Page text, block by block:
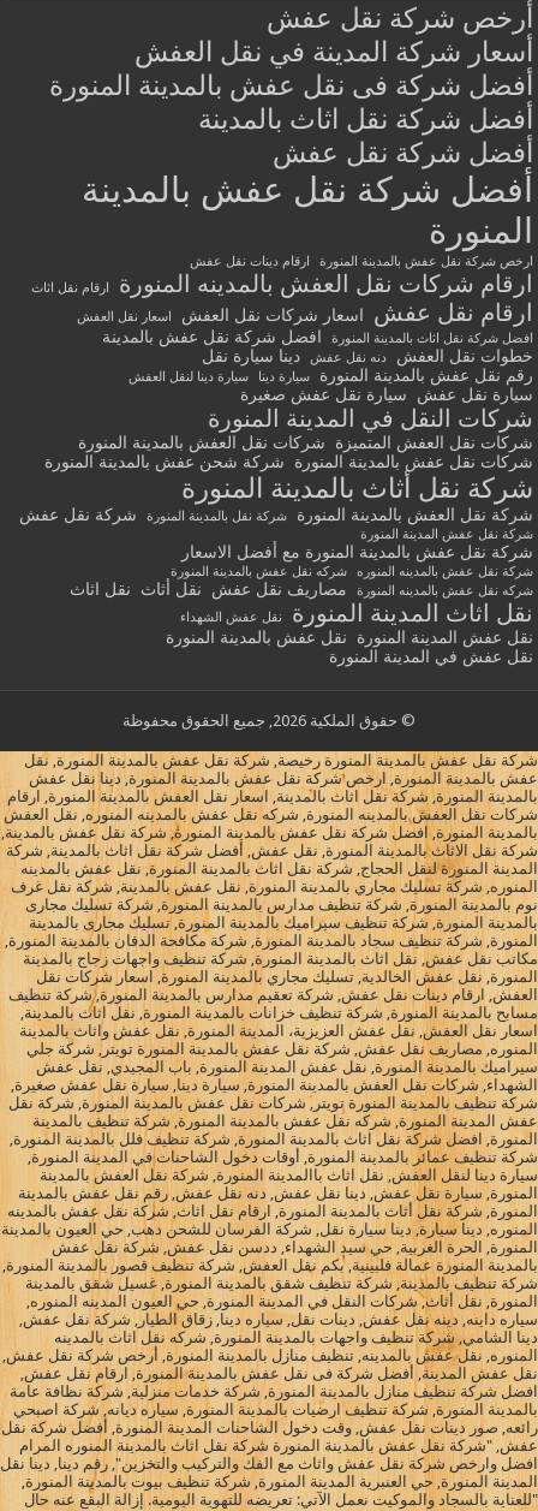
أرخص شركة نقل عفش
أسعار شركة المدينة في نقل العفش
أفضل شركة فى نقل عفش بالمدينة المنورة
أفضل شركة نقل اثاث بالمدينة
أفضل شركة نقل عفش
أفضل شركة نقل عفش بالمدينة
المنورة
ارخص شركة نقل عفش بالمدينة المنورة ارقام دينات نقل عفش
ارقام شركات نقل العفش بالمدينه المنورة ارقام نقل اثاث
ارقام نقل عفش اسعار شركات نقل العفش
اسعار نقل العفش
افضل شركة نقل اثاث بالمدينة المنورة
افضل شركة نقل عفش بالمدينة
خطوات نقل العفش
دنه نقل عفش
دينا سيارة نقل
رقم نقل عفش بالمدينة المنورة
سيارة دينا سيارة دينا لنقل العفش
سيارة نقل عفش سيارة نقل عفش صغيرة
شركات النقل في المدينة المنورة
شركات نقل العفش المتميزة
شركات نقل العفش بالمدينة المنورة
شركات نقل عفش بالمدينة المنورة
شركة شحن عفش بالمدينة المنورة
شركة نقل أثاث بالمدينة المنورة
شركة نقل العفش بالمدينة المنورة شركة نقل بالمدينة المنورة شركة نقل عفش
شركة نقل عفش المدينة المنورة
شركة نقل عفش بالمدينة المنورة مع أفضل الاسعار
شركة نقل عفش بالمدينه المنوره
شركه نقل عفش بالمدينة المنورة
شركه نقل عفش بالمدينه المنورة
مصاريف نقل عفش نقل أثاث نقل اثاث
نقل اثاث المدينة المنورة نقل عفش الشهداء
نقل عفش المدينة المنورة
نقل عفش بالمدينة المنورة
نقل عفش في المدينة المنورة
© حقوق الملكية 2026, جميع الحقوق محفوظة
شركة نقل عفش بالمدينة المنورة رخيصة, شركة نقل عفش بالمدينة المنورة, نقل
عفش بالمدينة المنورة, ارخص شركة نقل عفش بالمدينة المنورة, دينا نقل عفش
بالمدينة المنورة, شركة نقل اثاث بالمدينة, اسعار نقل العفش بالمدينة المنورة, ارقام
شركات نقل العفش بالمدينه المنورة, شركه نقل عفش بالمدينه المنوره, نقل العفش
بالمدينة المنورة, افضل شركة نقل عفش بالمدينة المنورة, شركة نقل عفش بالمدينة,
شركة نقل الاثاث بالمدينة المنورة, نقل عفش, أفضل شركة نقل اثاث بالمدينة, شركة
المدينة المنورة لنقل الحجاج, شركة نقل اثاث بالمدينة المنورة, نقل عفش بالمدينه
المنوره, شركة تسليك مجاري بالمدينة المنورة, نقل عفش بالمدينة, شركة نقل غرف
نوم بالمدينة المنورة, شركة تنظيف مدارس بالمدينة المنورة, شركة تسليك مجارى
بالمدينة المنورة, شركة تنظيف سيراميك بالمدينة المنورة, تسليك مجارى بالمدينة
المنورة, شركة تنظيف سجاد بالمدينة المنورة, شركة مكافحة الدفان بالمدينة المنورة,
مكاتب نقل عفش, نقل اثاث بالمدينة المنورة, شركة تنظيف واجهات زجاج بالمدينة
المنورة, نقل عفش الخالدية, تسليك مجاري بالمدينة المنورة, اسعار شركات نقل
العفش, ارقام دينات نقل عفش, شركة تعقيم مدارس بالمدينة المنورة, شركة تنظيف
مسابح بالمدينة المنورة, شركة تنظيف خزانات بالمدينة المنورة, نقل اثاث بالمدينة,
اسعار نقل العفش, نقل عفش العزيزية، المدينة المنورة, نقل عفش واثاث بالمدينة
المنوره, مصاريف نقل عفش, شركة نقل عفش بالمدينة المنورة تويتر, شركة جلي
سيراميك بالمدينة المنورة, نقل عفش المدينة المنورة, باب المجيدي, نقل عفش
الشهداء, شركات نقل العفش بالمدينة المنورة, سيارة دينا, سيارة نقل عفش صغيرة,
شركة تنظيف بالمدينة المنورة تويتر, شركات نقل عفش بالمدينة المنورة, شركة نقل
عفش المدينة المنورة, شركه نقل عفش بالمدينة المنورة, شركة تنظيف بالمدينة
المنورة, افضل شركة نقل اثاث بالمدينة المنورة, شركة تنظيف فلل بالمدينة المنورة,
شركة تنظيف عمائر بالمدينة المنورة, أوقات دخول الشاحنات في المدينة المنورة,
سيارة دينا لنقل العفش, نقل اثاث باالمدينة المنورة, شركة نقل العفش بالمدينة
المنورة, سيارة نقل عفش, دينا نقل عفش, دنه نقل عفش, رقم نقل عفش بالمدينة
المنورة, شركة نقل أثاث بالمدينة المنورة, ارقام نقل اثاث, شركة نقل عفش بالمدينه
المنوره, دينا سيارة, دينا سيارة نقل, شركة الفرسان للشحن دهب, حي العيون بالمدينة
المنورة, الحرة الغربية, حي سيد الشهداء, ددسن نقل عفش, شركة نقل عفش
بالمدينة المنورة عمالة فلبينية, بكم نقل العفش, شركة تنظيف قصور بالمدينة المنورة,
شركة تنظيف بالمدينة, شركة تنظيف شقق بالمدينة المنورة, غسيل شقق بالمدينة
المنورة, نقل أثاث, شركات النقل في المدينة المنورة, حي العيون المدينه المنوره,
سياره داينه, دينه نقل عفش, دينات نقل, سياره دينا, زقاق الطيار, شركة نقل عفش,
دينا الشامي, شركة تنظيف واجهات بالمدينة المنورة, شركه نقل اثاث بالمدينه
المنوره, نقل عفش بالمدينه, تنظيف منازل بالمدينة المنورة, أرخص شركة نقل عفش,
نقل عفش المدينة, أفضل شركة فى نقل عفش بالمدينة المنورة, ارقام نقل عفش,
افضل شركة تنظيف منازل بالمدينة المنورة, شركة خدمات منزلية, شركة نظافة عامة
بالمدينة المنورة, شركة تنظيف ارضيات بالمدينة المنورة, سياره ديانه, شركة اصبحي
رائعه, صور دينات نقل عفش, وقت دخول الشاحنات المدينة المنورة, أفضل شركة نقل
عفش, "شركة نقل عفش بالمدينة المنورة شركة نقل اثاث بالمدينة المنوره المرام
افضل وارخص شركة نقل عفش واثاث مع الفك والتركيب والتخزين", رقم دينا, دينا نقل
المدينة المنورة, حي العنبرية المدينة المنورة, شركة تنظيف بيوت بالمدينة المنورة,
"للعناية بالسجاد والموكيت نعمل الآتي: تعريضه للتهوية اليومية. إزالة البقع عنه حال